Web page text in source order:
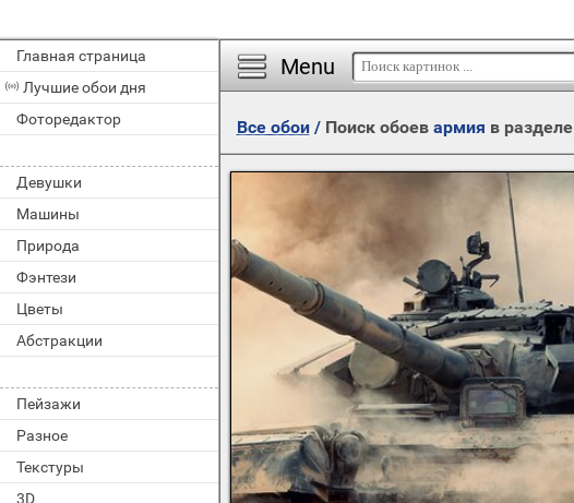
Главная страница
Лучшие обои дня
Фоторедактор
Девушки
Машины
Природа
Фэнтези
Цветы
Абстракции
Пейзажи
Разное
Текстуры
3D
Menu
Все обои/ Поиск обоев армия в разделе